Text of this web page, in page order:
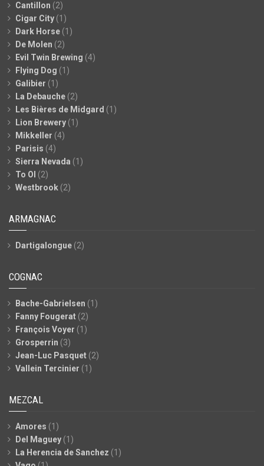
Cantillon (2)
Cigar City (1)
Dark Horse (1)
De Molen (2)
Evil Twin Brewing (4)
Flying Dog (1)
Galibier (1)
La Debauche (2)
Les Bières de Midgard (1)
Lion Brewery (1)
Mikkeller (4)
Parisis (4)
Sierra Nevada (1)
To Ol (2)
Westbrook (2)
ARMAGNAC
Dartigalongue (2)
COGNAC
Bache-Gabrielsen (1)
Fanny Fougerat (2)
François Voyer (1)
Grosperrin (3)
Jean-Luc Pasquet (2)
Vallein Tercinier (1)
MEZCAL
Amores (1)
Del Maguey (1)
La Herencia de Sanchez (1)